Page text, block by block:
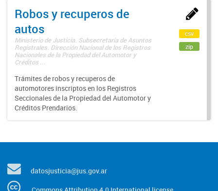
Robos y recuperos de
autos
Ministerio de Justicia. Subsecretaría de Asuntos
Registrales. Dirección Nacional de los Registros
Nacionales de la Propiedad del Automotor y
Créditos ...
Trámites de robos y recuperos de
automotores inscriptos en los Registros
Seccionales de la Propiedad del Automotor y
Créditos Prendarios.
csv
zip
datosjusticia@jus.gov.ar